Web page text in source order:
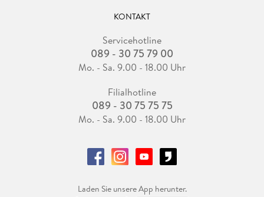
KONTAKT
Servicehotline
089 - 30 75 79 00
Mo. - Sa. 9.00 - 18.00 Uhr
Filialhotline
089 - 30 75 75 75
Mo. - Sa. 9.00 - 18.00 Uhr
Laden Sie unsere App herunter.